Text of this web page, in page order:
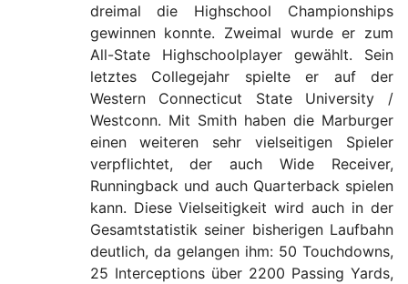
dreimal die Highschool Championships
gewinnen konnte. Zweimal wurde er zum
All-State Highschoolplayer gewählt. Sein
letztes Collegejahr spielte er auf der
Western Connecticut State University /
Westconn. Mit Smith haben die Marburger
einen weiteren sehr vielseitigen Spieler
verpflichtet, der auch Wide Receiver,
Runningback und auch Quarterback spielen
kann. Diese Vielseitigkeit wird auch in der
Gesamtstatistik seiner bisherigen Laufbahn
deutlich, da gelangen ihm: 50 Touchdowns,
25 Interceptions über 2200 Passing Yards,